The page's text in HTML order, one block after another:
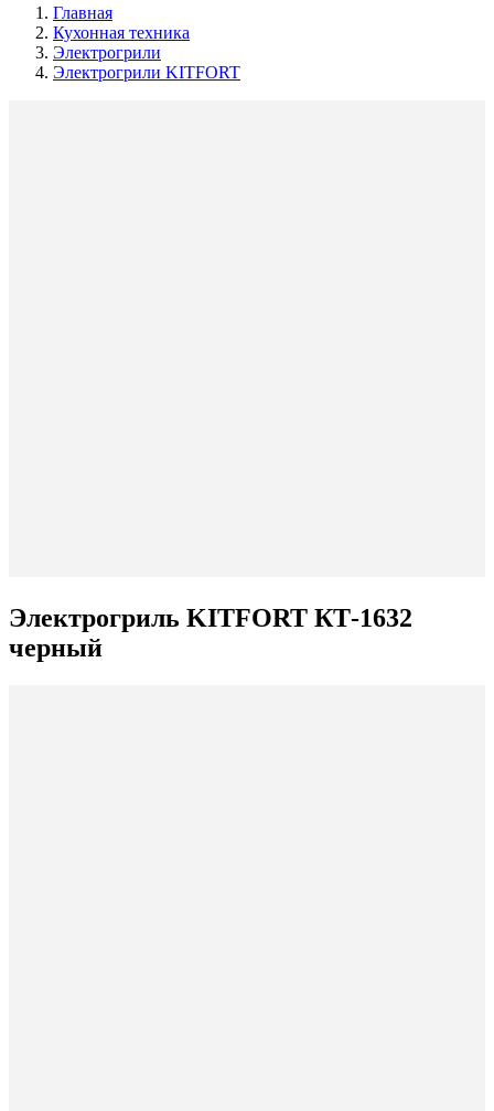
Главная
Кухонная техника
Электрогрили
Электрогрили KITFORT
Электрогриль KITFORT КТ-1632
черный